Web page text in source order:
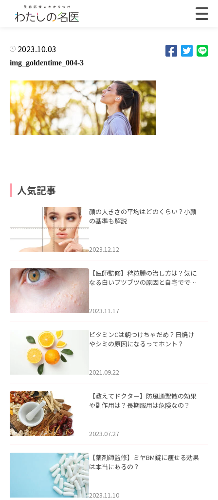
2023.10.03
img_goldentime_004-3
人気記事
顔の大きさの平均はどのくらい？小顔
の基準も解説
2023.12.12
【医師監修】稗粒腫の治し方は？気に
なる白いブツブツの原因と自宅ででき
2023.11.17
ビタミンCは朝つけちゃだめ？日焼け
やシミの原因になるってホント？
2021.09.22
【教えてドクター】防風通聖散の効果
や副作用は？長期服用は危険なの？
2023.07.27
【薬剤師監修】ミヤBM錠に痩せる効果
は本当にあるの？
2023.11.10